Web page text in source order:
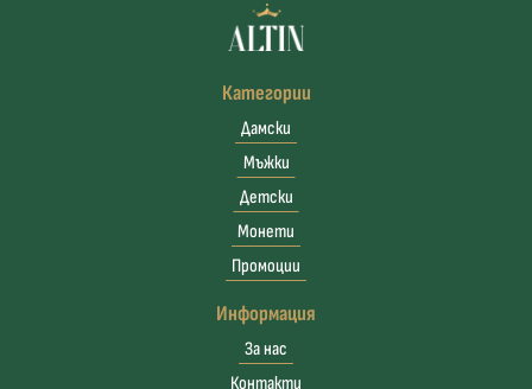
Категории
Дамски
Мъжки
Детски
Монети
Промоции
Информация
За нас
Контакти